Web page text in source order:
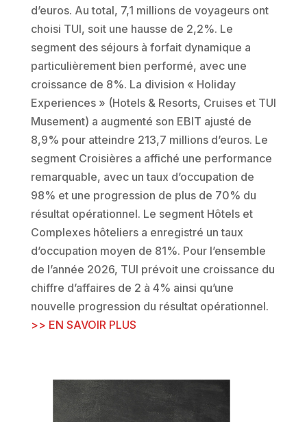
d’euros. Au total, 7,1 millions de voyageurs ont
choisi TUI, soit une hausse de 2,2%. Le
segment des séjours à forfait dynamique a
particulièrement bien performé, avec une
croissance de 8%. La division « Holiday
Experiences » (Hotels & Resorts, Cruises et TUI
Musement) a augmenté son EBIT ajusté de
8,9% pour atteindre 213,7 millions d’euros. Le
segment Croisières a affiché une performance
remarquable, avec un taux d’occupation de
98% et une progression de plus de 70% du
résultat opérationnel. Le segment Hôtels et
Complexes hôteliers a enregistré un taux
d’occupation moyen de 81%. Pour l’ensemble
de l’année 2026, TUI prévoit une croissance du
chiffre d’affaires de 2 à 4% ainsi qu’une
nouvelle progression du résultat opérationnel.
>> EN SAVOIR PLUS